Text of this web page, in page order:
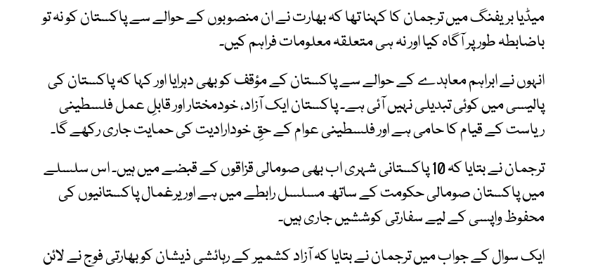
میڈیا بریفنگ میں ترجمان کا کہنا تھا کہ بھارت نے ان منصوبوں کے حوالے سے پاکستان کو نہ تو
باضابطہ طور پر آگاہ کیا اور نہ ہی متعلقہ معلومات فراہم کیں۔
انہوں نے ابراہم معاہدے کے حوالے سے پاکستان کے مؤقف کو بھی دہرایا اور کہا کہ پاکستان کی
پالیسی میں کوئی تبدیلی نہیں آئی ہے۔ پاکستان ایک آزاد، خودمختار اور قابلِ عمل فلسطینی
ریاست کے قیام کا حامی ہے اور فلسطینی عوام کے حقِ خودارادیت کی حمایت جاری رکھے گا۔
ترجمان نے بتایا کہ 10 پاکستانی شہری اب بھی صومالی قزاقوں کے قبضے میں ہیں۔ اس سلسلے
میں پاکستان صومالی حکومت کے ساتھ مسلسل رابطے میں ہے اور یرغمال پاکستانیوں کی
محفوظ واپسی کے لیے سفارتی کوششیں جاری ہیں۔
ایک سوال کے جواب میں ترجمان نے بتایا کہ آزاد کشمیر کے رہائشی ذیشان کو بھارتی فوج نے لائن